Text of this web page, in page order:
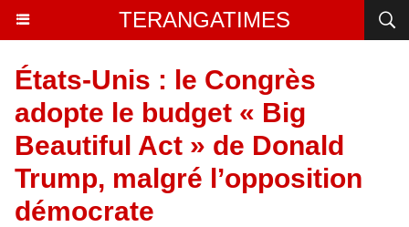
TERANGATIMES
États-Unis : le Congrès
adopte le budget « Big
Beautiful Act » de Donald
Trump, malgré l’opposition
démocrate